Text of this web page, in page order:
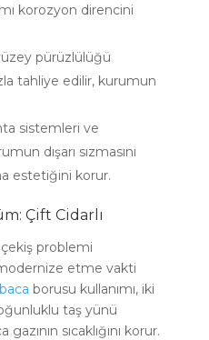
korozyon direncini
pürüzlülüğü
tahliye edilir, kurumun
sistemleri ve
dışarı sızmasını
estetiğini korur.
Çift Cidarlı
problemi
etme vakti
borusu kullanımı, iki
taş yünü
sıcaklığını korur.